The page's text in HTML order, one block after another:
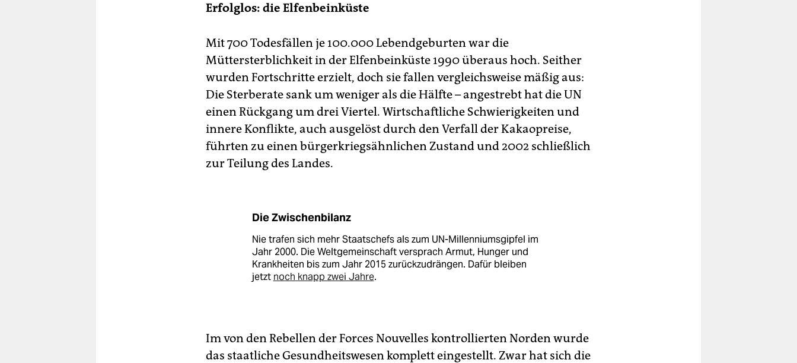
Erfolglos: die Elfenbeinküste
Mit 700 Todesfällen je 100.000 Lebendgeburten war die
Müttersterblichkeit in der Elfenbeinküste 1990 überaus hoch. Seither
wurden Fortschritte erzielt, doch sie fallen vergleichsweise mäßig aus:
Die Sterberate sank um weniger als die Hälfte – angestrebt hat die UN
einen Rückgang um drei Viertel. Wirtschaftliche Schwierigkeiten und
innere Konflikte, auch ausgelöst durch den Verfall der Kakaopreise,
führten zu einen bürgerkriegsähnlichen Zustand und 2002 schließlich
zur Teilung des Landes.
Die Zwischenbilanz
Nie trafen sich mehr Staatschefs als zum UN-Millenniumsgipfel im
Jahr 2000. Die Weltgemeinschaft versprach Armut, Hunger und
Krankheiten bis zum Jahr 2015 zurückzudrängen. Dafür bleiben
jetzt noch knapp zwei Jahre.
Im von den Rebellen der Forces Nouvelles kontrollierten Norden wurde
das staatliche Gesundheitswesen komplett eingestellt. Zwar hat sich die